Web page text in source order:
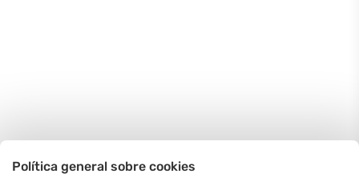
Política general sobre cookies